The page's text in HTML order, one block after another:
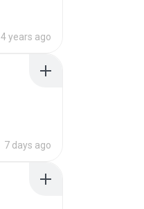
4 years ago
7 days ago